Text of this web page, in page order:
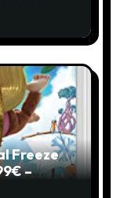
Freeze
–
Preis!